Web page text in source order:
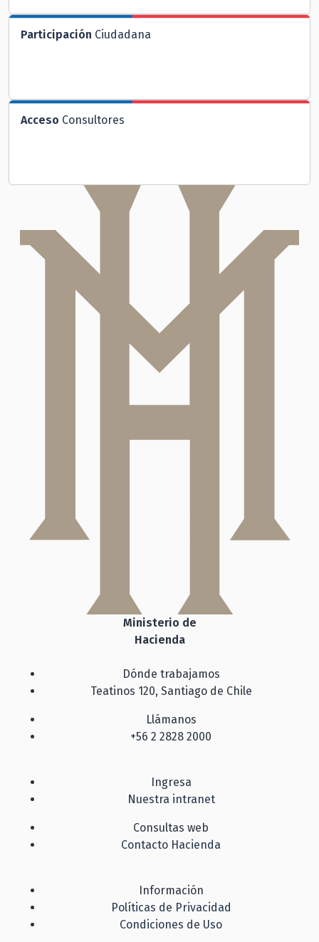
Participación Ciudadana
Acceso Consultores
Ministerio de
Hacienda
Dónde trabajamos
Teatinos 120, Santiago de Chile
Llámanos
+56 2 2828 2000
Ingresa
Nuestra intranet
Consultas web
Contacto Hacienda
Información
Políticas de Privacidad
Condiciones de Uso